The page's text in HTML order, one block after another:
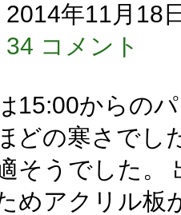
2014年11月18
34 コメント
15:00からの
どの寒さでし
そうでした。
めアクリル板